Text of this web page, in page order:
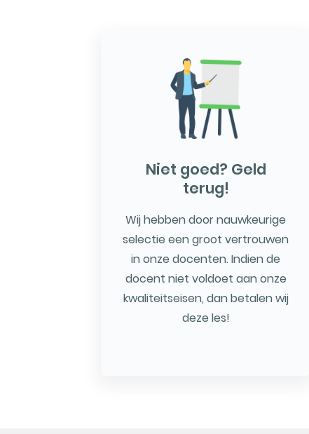
Niet goed? Geld
terug!
Wij hebben door nauwkeurige
selectie een groot vertrouwen
in onze docenten. Indien de
docent niet voldoet aan onze
kwaliteitseisen, dan betalen wij
deze les!